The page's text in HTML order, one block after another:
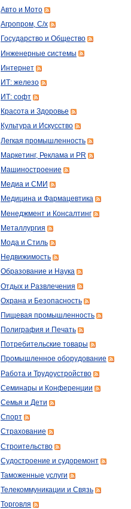
Авто и Мото
Агропром, С/х
Государство и Общество
Инженерные системы
Интернет
ИТ: железо
ИТ: софт
Красота и Здоровье
Культура и Искусство
Легкая промышленность
Маркетинг, Реклама и PR
Машиностроение
Медиа и СМИ
Медицина и Фармацевтика
Менеджмент и Консалтинг
Металлургия
Мода и Стиль
Недвижимость
Образование и Наука
Отдых и Развлечения
Охрана и Безопасность
Пищевая промышленность
Полиграфия и Печать
Потребительские товары
Промышленное оборудование
Работа и Трудоустройство
Семинары и Конференции
Семья и Дети
Спорт
Страхование
Строительство
Судостроение и судоремонт
Таможенные услуги
Телекоммуникации и Связь
Торговля